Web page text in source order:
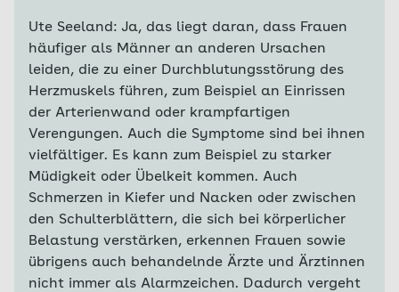
Ute Seeland: Ja, das liegt daran, dass Frauen
häufiger als Männer an anderen Ursachen
leiden, die zu einer Durchblutungsstörung des
Herzmuskels führen, zum Beispiel an Einrissen
der Arterienwand oder krampfartigen
Verengungen. Auch die Symptome sind bei ihnen
vielfältiger. Es kann zum Beispiel zu starker
Müdigkeit oder Übelkeit kommen. Auch
Schmerzen in Kiefer und Nacken oder zwischen
den Schulterblättern, die sich bei körperlicher
Belastung verstärken, erkennen Frauen sowie
übrigens auch behandelnde Ärzte und Ärztinnen
nicht immer als Alarmzeichen. Dadurch vergeht